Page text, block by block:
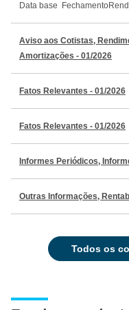
Data base
Fechamento
Aviso aos Cotistas,
Amortizações - 01/2026
Fatos Relevantes - 01/2026
Fatos Relevantes - 01/2026
Informes Periódicos,
Outras Informações,
todos os